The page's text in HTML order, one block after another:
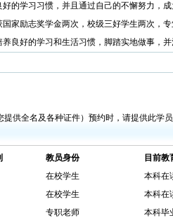
好的学习习惯，并且通过自己的不懈努力，
国家励志奖学金两次，校级三好学生两次，
养良好的学习和生活习惯，脚踏实地做事，
供全名及各种证件）预约时，请提供此学
教员身份
目前教
在校学生
本科在
在校学生
本科在
专职老师
本科毕